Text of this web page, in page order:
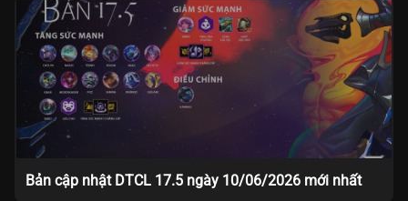
Bản cập nhật DTCL 17.5 ngày 10/06/2026 mới nhất